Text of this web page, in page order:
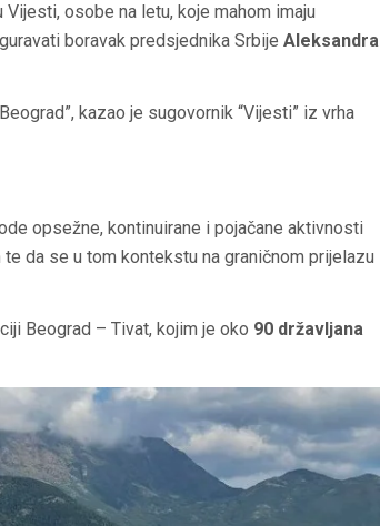
osobe na letu, koje mahom imaju
boravak predsjednika Srbije Aleksandra
kazao je sugovornik “Vijesti” iz vrha
opsežne, kontinuirane i pojačane aktivnosti
da se u tom kontekstu na graničnom prijelazu
Beograd – Tivat, kojim je oko 90 državljana